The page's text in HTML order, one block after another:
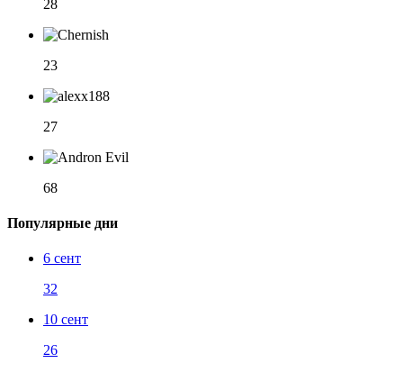
28
23
27
68
Популярные дни
6 сент
32
10 сент
26